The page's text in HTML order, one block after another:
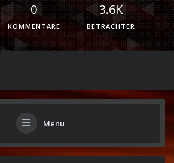
0
KOMMENTARE
3.6K
BETRACHTER
Menu